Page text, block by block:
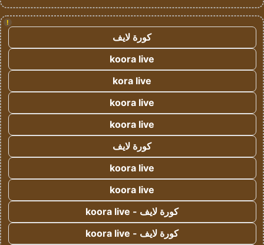
!
كورة لايف
koora live
kora live
koora live
koora live
كورة لايف
koora live
koora live
كورة لايف - koora live
كورة لايف - koora live